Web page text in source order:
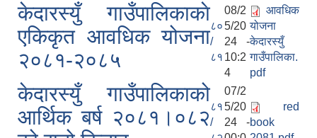
केदारस्युँ गाउँपालिकाकाे
एकिकृत आवधिक योजना
२०८१-२०८५
८०
/
८१
08/2
5/20
24 -
10:2
4
आवधिक
योजना
केदारस्युँ
गाउँपालिका.
pdf
केदारस्युँ गाउँपालिकाको
आर्थिक बर्ष २०८१।०८२ ८१
/
07/2
5/20
24 -
red
book